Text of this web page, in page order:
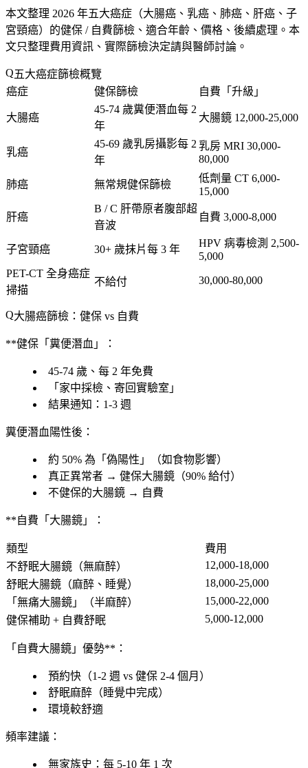
本文整理 2026 年五大癌症（大腸癌、乳癌、肺癌、肝癌、子
宮頸癌）的健保 / 自費篩檢、適合年齡、價格、後續處理。 本
文只整理費用資訊、實際篩檢決定請與醫師討論 。
五大癌症篩檢概覽
癌症
健保篩檢 自費「 升級 」
大腸癌
45-74 歲糞便潛血每 2
年
大腸鏡 12,000-25,000
乳癌
45-69 歲乳房攝影每 2
年
乳房 MRI 30,000-
80,000
肺癌 無常規健保篩檢
低劑量 CT 6,000-
15,000
肝癌
B / C 肝帶原者腹部超
音波
自費 3,000-8,000
子宮頸癌 30+ 歲抹片每 3 年
HPV 病毒檢測 2,500-
5,000
PET-CT 全身癌症
掃描
不給付 30,000-80,000
大腸癌篩檢：健保 vs 自費
**健保「糞便潛血」：
45-74 歲、每 2 年免費
「 家中採檢、寄回實驗室 」
結果通知：1-3 週
糞便潛血陽性後 ：
約 50% 為「 偽陽性 」（如食物影響）
真正異常者 → 健保大腸鏡（90% 給付）
不健保的大腸鏡 → 自費
**自費「大腸鏡」：
類型
費用
不舒眠大腸鏡 （無麻醉）
12,000-18,000
舒眠大腸鏡 （麻醉、睡覺）
18,000-25,000
「無痛大腸鏡」（半麻醉）
15,000-22,000
健保補助 + 自費舒眠 5,000-12,000
「自費大腸鏡」優勢**：
預約快 （1-2 週 vs 健保 2-4 個月）
舒眠麻醉 （睡覺中完成）
環境較舒適
頻率建議 ：
無家族史 ：每 5-10 年 1 次